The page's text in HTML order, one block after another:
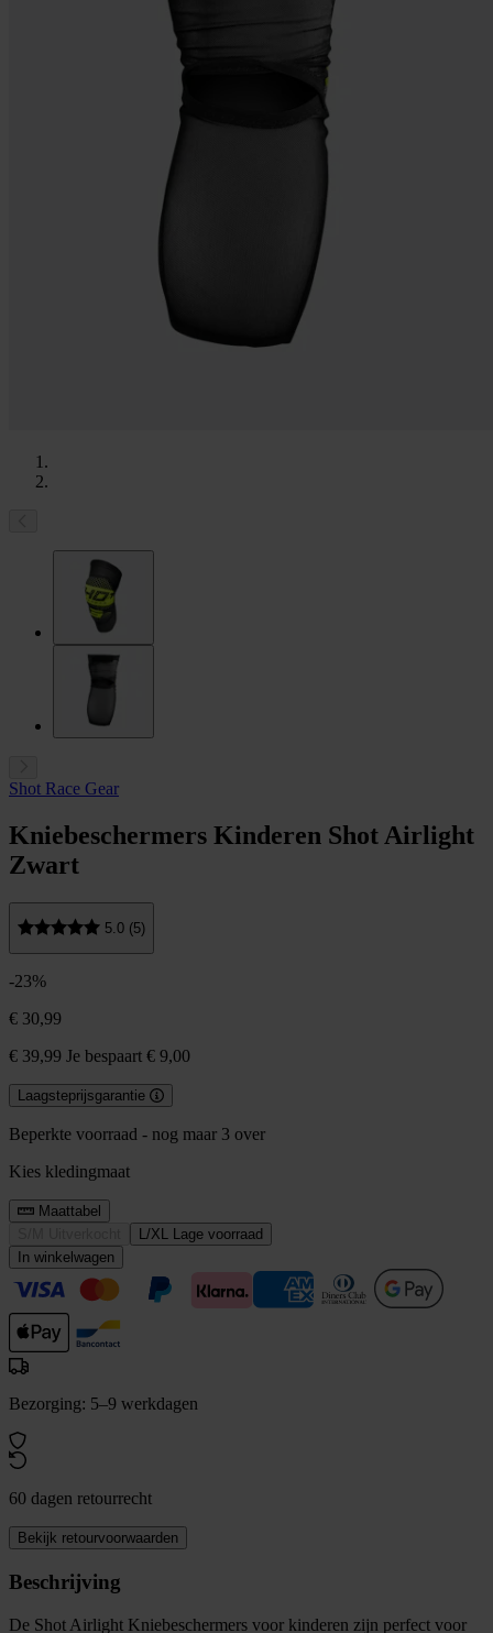
Shot Race Gear
Kniebeschermers Kinderen Shot Airlight
Zwart
5.0 (5)
-23%
€ 30,99
€ 39,99 Je bespaart € 9,00
Laagsteprijsgarantie
Beperkte voorraad - nog maar 3 over
Kies kledingmaat
Maattabel
L/XL Lage voorraad
In winkelwagen
Bezorging: 5–9 werkdagen
60 dagen retourrecht
Bekijk retourvoorwaarden
Beschrijving
De Shot Airlight Kniebeschermers voor kinderen zijn perfect voor